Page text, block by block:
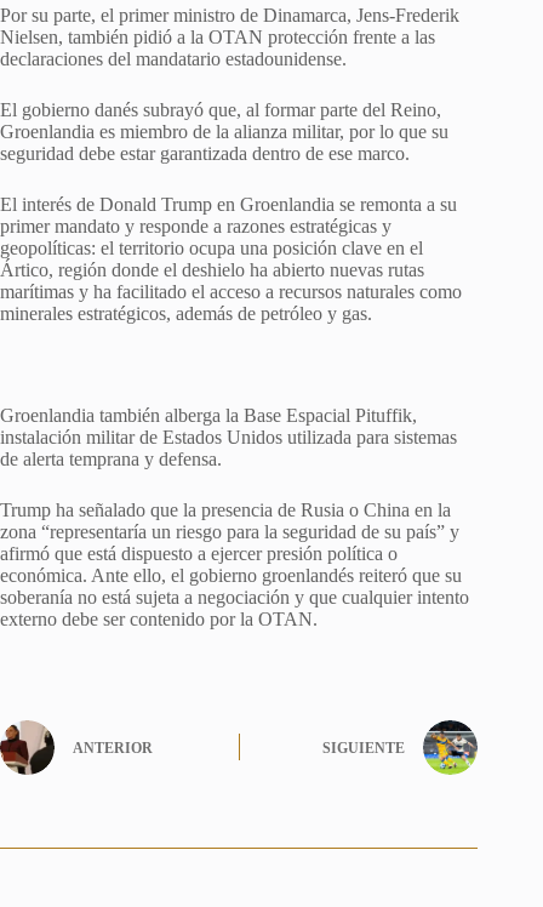
Por su parte, el primer ministro de Dinamarca, Jens-Frederik
Nielsen, también pidió a la OTAN protección frente a las
declaraciones del mandatario estadounidense.
El gobierno danés subrayó que, al formar parte del Reino,
Groenlandia es miembro de la alianza militar, por lo que su
seguridad debe estar garantizada dentro de ese marco.
El interés de Donald Trump en Groenlandia se remonta a su
primer mandato y responde a razones estratégicas y
geopolíticas: el territorio ocupa una posición clave en el
Ártico, región donde el deshielo ha abierto nuevas rutas
marítimas y ha facilitado el acceso a recursos naturales como
minerales estratégicos, además de petróleo y gas.
Groenlandia también alberga la Base Espacial Pituffik,
instalación militar de Estados Unidos utilizada para sistemas
de alerta temprana y defensa.
Trump ha señalado que la presencia de Rusia o China en la
zona “representaría un riesgo para la seguridad de su país” y
afirmó que está dispuesto a ejercer presión política o
económica. Ante ello, el gobierno groenlandés reiteró que su
soberanía no está sujeta a negociación y que cualquier intento
externo debe ser contenido por la OTAN.
ANTERIOR SIGUIENTE